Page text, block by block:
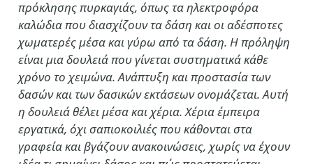
πρόκλησης πυρκαγιάς, όπως τα ηλεκτροφόρα
καλώδια που διασχίζουν τα δάση και οι αδέσποτες
χωματερές μέσα και γύρω από τα δάση. Η πρόληψη
είναι μια δουλειά που γίνεται συστηματικά κάθε
χρόνο το χειμώνα. Ανάπτυξη και προστασία των
δασών και των δασικών εκτάσεων ονομάζεται. Αυτή
η δουλειά θέλει μέσα και χέρια. Χέρια έμπειρα
εργατικά, όχι σαπιοκοιλιές που κάθονται στα
γραφεία και βγάζουν ανακοινώσεις, χωρίς να έχουν